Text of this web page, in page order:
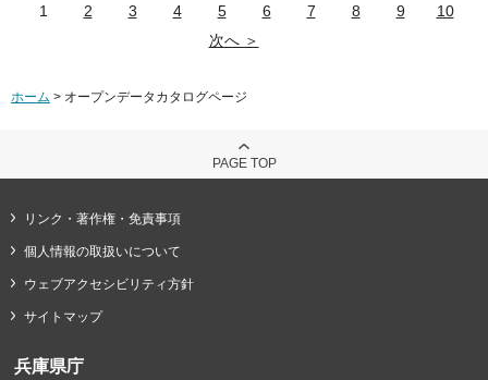
1 2 3 4 5 6 7 8 9
10
次へ ＞
ホーム > オープンデータカタログページ
PAGE TOP
リンク・著作権・免責事項
個人情報の取扱いについて
ウェブアクセシビリティ方針
サイトマップ
兵庫県庁